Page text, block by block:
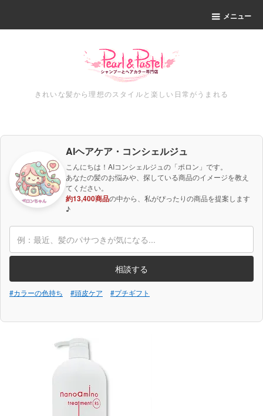
メニュー
きれいな髪から理想のスタイルと楽しい日常がうまれる
AIヘアケア・コンシェルジュ
こんにちは！AIコンシェルジュの「ポロン」です。
あなたの髪のお悩みや、探している商品のイメージを教え
てください。
約13,400商品の中から、私がぴったりの商品を提案します
♪
相談する
#カラーの色持ち #頭皮ケア #プチギフト